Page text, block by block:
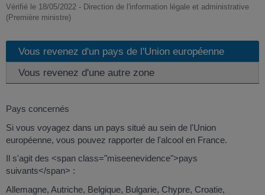
Vérifié le 18/05/2022 - Direction de l'information légale et administrative
(Première ministre)
Vous revenez d'un pays de l'Union européenne
Vous revenez d'une autre zone
Pays concernés
Si vous voyagez dans un pays situé au sein de l'Union
européenne, vous pouvez rapporter de l'alcool en France.
Il s'agit des <span class="miseenevidence">pays
suivants</span> :
Allemagne, Autriche, Belgique, Bulgarie, Chypre, Croatie,